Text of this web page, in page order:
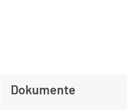
Dokumente